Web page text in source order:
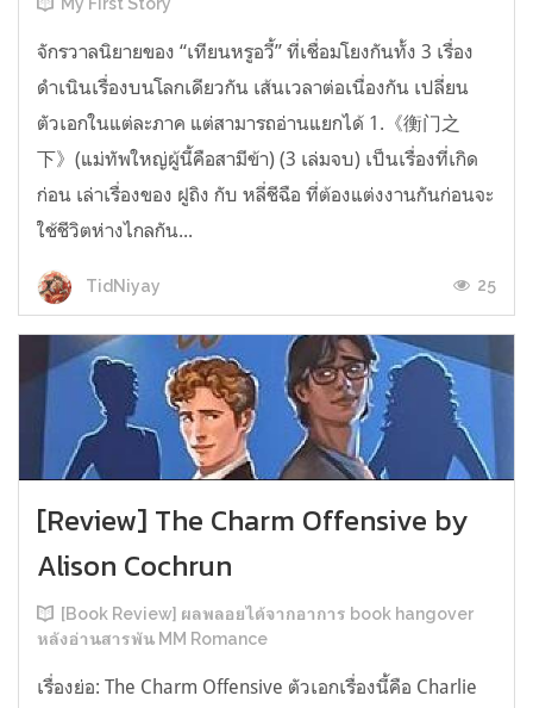
จักรวาลนิยายของ “เทียนหรูอวี้” ที่เชื่อมโยงกันทั้ง 3 เรื่อง
ดำเนินเรื่องบนโลกเดียวกัน เส้นเวลาต่อเนื่องกัน เปลี่ยน
ตัวเอกในแต่ละภาค แต่สามารถอ่านแยกได้ 1.《衡门之
下》(แม่ทัพใหญ่ผู้นี้คือสามีข้า) (3 เล่มจบ) เป็นเรื่องที่เกิด
ก่อน เล่าเรื่องของ ฝูถิง กับ หลี่ชีฉือ ที่ต้องแต่งงานกันก่อนจะ
ใช้ชีวิตห่างไกลกัน...
TidNiyay 25
[Review] The Charm Offensive by
Alison Cochrun
[Book Review] ผลพลอยได้จากอาการ book hangover
หลังอ่านสารพัน MM Romance
เรื่องย่อ: The Charm Offensive ตัวเอกเรื่องนี้คือ Charlie